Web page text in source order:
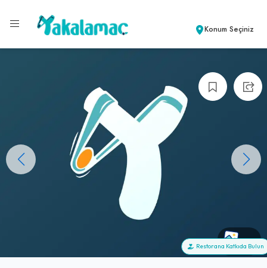
Konum Seçiniz
+0
Restorana Katkıda Bulun